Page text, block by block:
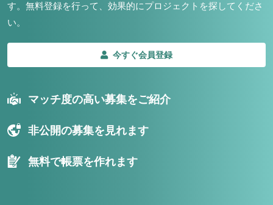
す。 無料登録を行って、効果的にプロジェクトを探してくださ
い。
今すぐ会員登録
マッチ度の高い募集をご紹介
非公開の募集を見れます
無料で帳票を作れます